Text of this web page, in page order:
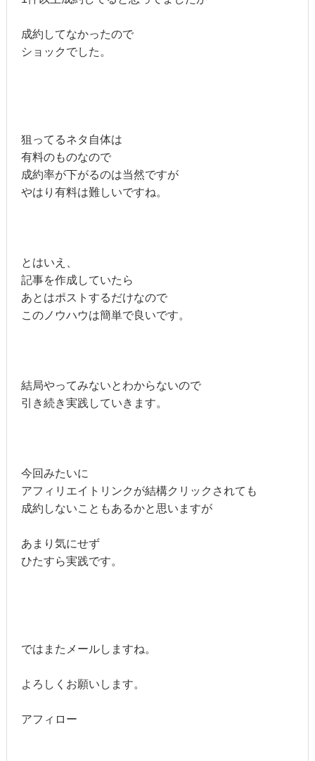
成約してなかったので
ショックでした。
狙ってるネタ自体は
有料のものなので
成約率が下がるのは当然ですが
やはり有料は難しいですね。
とはいえ、
記事を作成していたら
あとはポストするだけなので
このノウハウは簡単で良いです。
結局やってみないとわからないので
引き続き実践していきます。
今回みたいに
アフィリエイトリンクが結構クリックされても
成約しないこともあるかと思いますが
あまり気にせず
ひたすら実践です。
ではまたメールしますね。
よろしくお願いします。
アフィロー